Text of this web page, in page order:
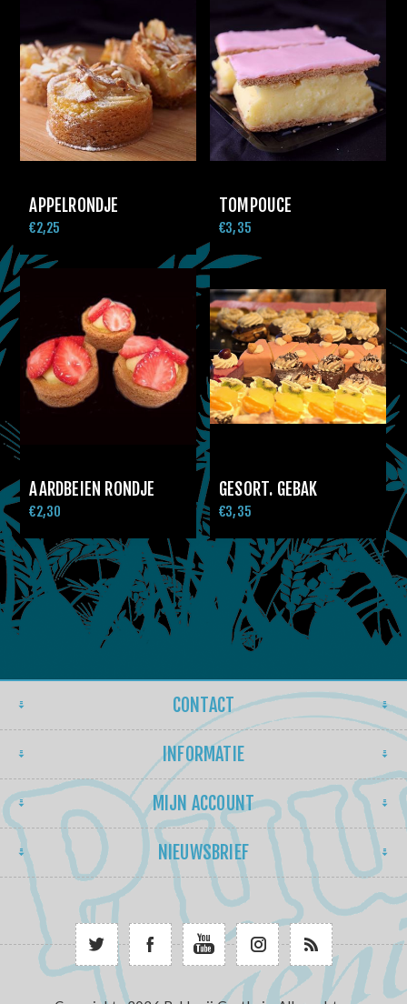
APPELRONDJE
€2,25
TOMPOUCE
€3,35
AARDBEIEN RONDJE
€2,30
GESORT. GEBAK
€3,35
CONTACT
INFORMATIE
MIJN ACCOUNT
NIEUWSBRIEF